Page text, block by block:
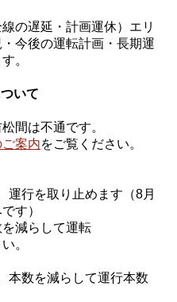
線の遅延・計画運休）エリ
今後の運転計画・長期運
。
いて
間は不通です。
案内をご覧ください。
運行を取り止めます（8月
す）
を減らして運転
。
本数を減らして運行本数